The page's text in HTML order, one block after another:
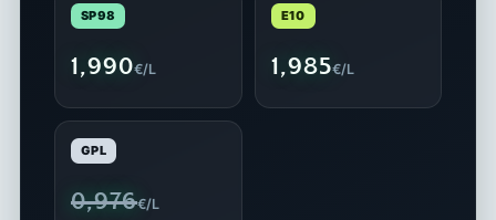
SP98
1,990€/L
E10
1,985€/L
GPL
0,976€/L